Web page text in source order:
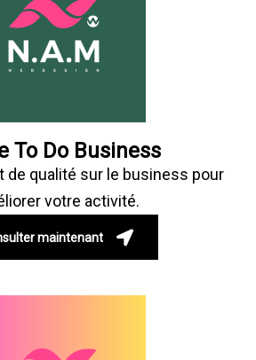
To Do Business
de qualité sur le business pour
votre activité.
maintenant